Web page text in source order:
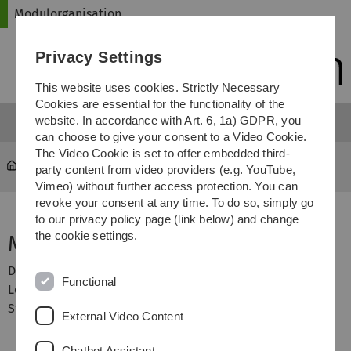
Skip
Skip
Skip
Skip
Modulorganisation
mawi-stukom ... Modulorganisation
Modulorganisation
Diese Seite beschreibt die Modulorganisation aus
Lehrendensicht im Zuständigkeitsbereich der
Studienkommission Mathematische Studiengänge.
Privacy Settings
This website uses cookies. Strictly Necessary
Cookies are essential for the functionality of the
website. In accordance with Art. 6, 1a) GDPR, you
can choose to give your consent to a Video Cookie.
The Video Cookie is set to offer embedded third-
party content from video providers (e.g. YouTube,
Vimeo) without further access protection. You can
revoke your consent at any time. To do so, simply go
to our privacy policy page (link below) and change
the cookie settings.
Functional
External Video Content